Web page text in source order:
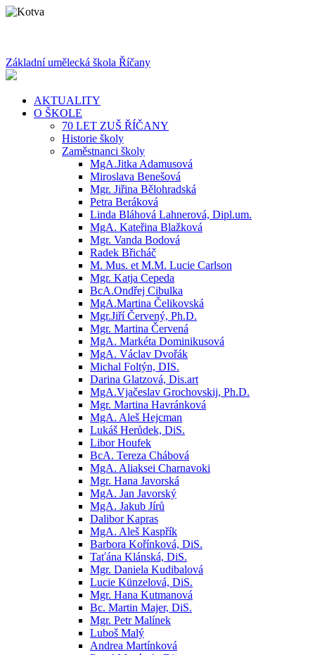
Základní umělecká škola Říčany
AKTUALITY
O ŠKOLE
70 LET ZUŠ ŘÍČANY
Historie školy
Zaměstnanci školy
MgA.Jitka Adamusová
Miroslava Benešová
Mgr. Jiřina Bělohradská
Petra Beráková
Linda Bláhová Lahnerová, Dipl.um.
MgA. Kateřina Blažková
Mgr. Vanda Bodová
Radek Břicháč
M. Mus. et M.M. Lucie Carlson
Mgr. Katja Cepeda
BcA.Ondřej Cibulka
MgA.Martina Čelikovská
Mgr.Jiří Červený, Ph.D.
Mgr. Martina Červená
MgA. Markéta Dominikusová
MgA. Václav Dvořák
Michal Foltýn, DIS.
Darina Glatzová, Dis.art
MgA.Vjačeslav Grochovskij, Ph.D.
Mgr. Martina Havránková
MgA. Aleš Hejcman
Lukáš Herůdek, DiS.
Libor Houfek
BcA. Tereza Chábová
MgA. Aliaksei Charnavoki
Mgr. Hana Javorská
MgA. Jan Javorský
MgA. Jakub Jírů
Dalibor Kapras
MgA. Aleš Kaspřík
Barbora Kořínková, DiS.
Taťána Klánská, DiS.
Mgr. Daniela Kudibalová
Lucie Künzelová, DiS.
Mgr. Hana Kutmanová
Bc. Martin Majer, DiS.
Mgr. Petr Malínek
Luboš Malý
Andrea Martínková